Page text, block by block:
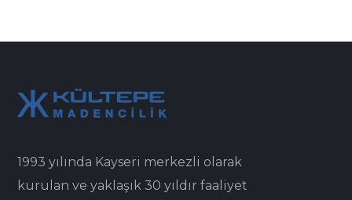
1993 yılında Kayseri merkezli olarak
kurulan ve yaklaşık 30 yıldır faaliyet